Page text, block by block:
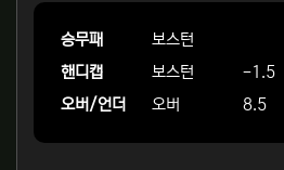
승무패 보스턴
핸디캡
보스턴 -1.5
오버/언더
오버 8.5